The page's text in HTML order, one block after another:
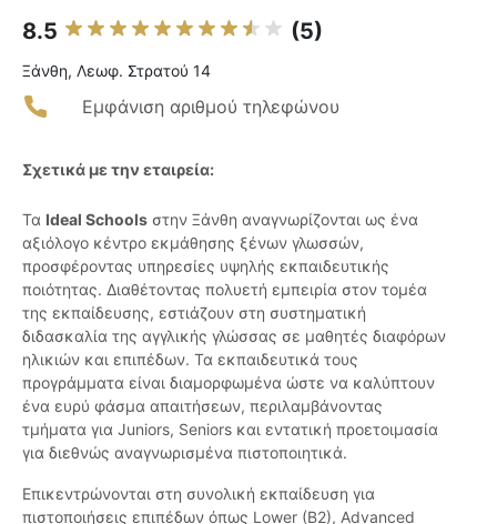
8.5 (5)
Ξάνθη, Λεωφ. Στρατού 14
Εμφάνιση αριθμού τηλεφώνου
Σχετικά με την εταιρεία:
Τα Ideal Schools στην Ξάνθη αναγνωρίζονται ως ένα
αξιόλογο κέντρο εκμάθησης ξένων γλωσσών,
προσφέροντας υπηρεσίες υψηλής εκπαιδευτικής
ποιότητας. Διαθέτοντας πολυετή εμπειρία στον τομέα
της εκπαίδευσης, εστιάζουν στη συστηματική
διδασκαλία της αγγλικής γλώσσας σε μαθητές διαφόρων
ηλικιών και επιπέδων. Τα εκπαιδευτικά τους
προγράμματα είναι διαμορφωμένα ώστε να καλύπτουν
ένα ευρύ φάσμα απαιτήσεων, περιλαμβάνοντας
τμήματα για Juniors, Seniors και εντατική προετοιμασία
για διεθνώς αναγνωρισμένα πιστοποιητικά.
Επικεντρώνονται στη συνολική εκπαίδευση για
πιστοποιήσεις επιπέδων όπως Lower (B2), Advanced